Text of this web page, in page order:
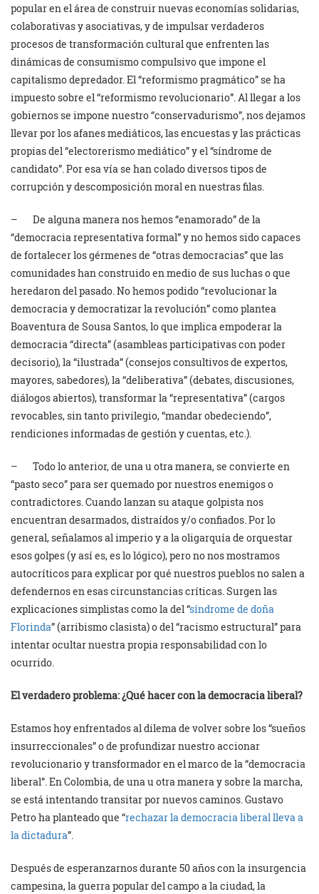
popular en el área de construir nuevas economías solidarias,
colaborativas y asociativas, y de impulsar verdaderos
procesos de transformación cultural que enfrenten las
dinámicas de consumismo compulsivo que impone el
capitalismo depredador. El “reformismo pragmático” se ha
impuesto sobre el “reformismo revolucionario”. Al llegar a los
gobiernos se impone nuestro “conservadurismo”, nos dejamos
llevar por los afanes mediáticos, las encuestas y las prácticas
propias del “electorerismo mediático” y el “síndrome de
candidato”. Por esa vía se han colado diversos tipos de
corrupción y descomposición moral en nuestras filas.
– De alguna manera nos hemos “enamorado” de la
“democracia representativa formal” y no hemos sido capaces
de fortalecer los gérmenes de “otras democracias” que las
comunidades han construido en medio de sus luchas o que
heredaron del pasado. No hemos podido “revolucionar la
democracia y democratizar la revolución” como plantea
Boaventura de Sousa Santos, lo que implica empoderar la
democracia “directa” (asambleas participativas con poder
decisorio), la “ilustrada” (consejos consultivos de expertos,
mayores, sabedores), la “deliberativa” (debates, discusiones,
diálogos abiertos), transformar la “representativa” (cargos
revocables, sin tanto privilegio, “mandar obedeciendo”,
rendiciones informadas de gestión y cuentas, etc.).
– Todo lo anterior, de una u otra manera, se convierte en
“pasto seco” para ser quemado por nuestros enemigos o
contradictores. Cuando lanzan su ataque golpista nos
encuentran desarmados, distraídos y/o confiados. Por lo
general, señalamos al imperio y a la oligarquía de orquestar
esos golpes (y así es, es lo lógico), pero no nos mostramos
autocríticos para explicar por qué nuestros pueblos no salen a
defendernos en esas circunstancias críticas. Surgen las
explicaciones simplistas como la del “síndrome de doña
Florinda” (arribismo clasista) o del “racismo estructural” para
intentar ocultar nuestra propia responsabilidad con lo
ocurrido.
El verdadero problema: ¿Qué hacer con la democracia liberal?
Estamos hoy enfrentados al dilema de volver sobre los “sueños
insurreccionales” o de profundizar nuestro accionar
revolucionario y transformador en el marco de la “democracia
liberal”. En Colombia, de una u otra manera y sobre la marcha,
se está intentando transitar por nuevos caminos. Gustavo
Petro ha planteado que “rechazar la democracia liberal lleva a
la dictadura”.
Después de esperanzarnos durante 50 años con la insurgencia
campesina, la guerra popular del campo a la ciudad, la